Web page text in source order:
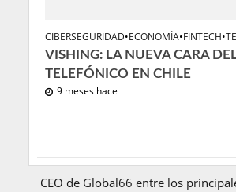
CIBERSEGURIDAD•ECONOMÍA•FINTECH•
VISHING: LA NUEVA CARA
TELEFÓNICO EN CHILE
9 meses hace
CEO de Global66 entre los